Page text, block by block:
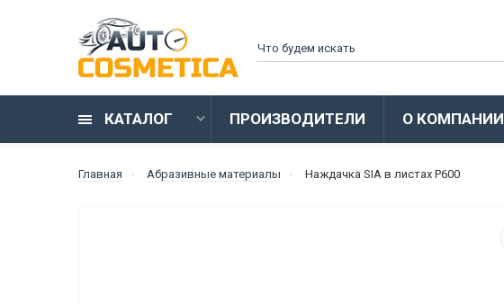
КАТАЛОГ ПРОИЗВОДИТЕЛИ О КОМПАНИИ
Главная Абразивные материалы Наждачка SIA в листах P600